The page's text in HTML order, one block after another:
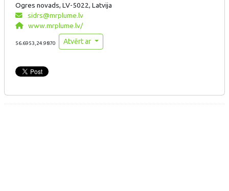
Ogres novads, LV-5022, Latvija
sidrs@mrplume.lv
www.mrplume.lv/
56.6953,24.9870 Atvērt ar